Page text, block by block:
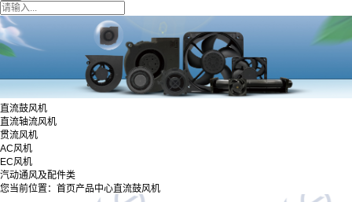
直流鼓风机
直流轴流风机
贯流风机
AC风机
EC风机
汽动通风及配件类
您当前位置： 首页产品中心直流鼓风机